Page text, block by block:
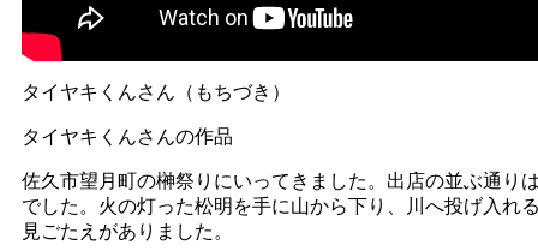
タイヤキくんさん（もちづき）
タイヤキくんさんの作品
佐久市望月町の榊祭りにいってきました。出店の並ぶ通り
でした。火の灯った松明を手に山から下り、川へ投げ入れ
見ごたえがありました。